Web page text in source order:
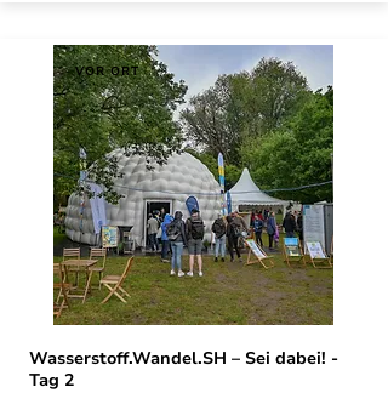
VOR ORT
Wasserstoff.Wandel.SH – Sei dabei! -
Tag 2